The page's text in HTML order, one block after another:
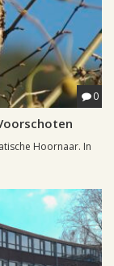
0
Hoornaar. In